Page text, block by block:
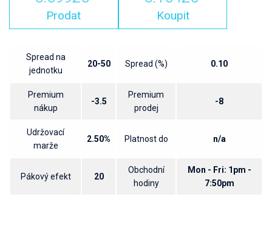
Prodat Koupit
Spread na
jednotku
20-50 Spread (%) 0.10
Premium
nákup
-3.5
Premium
prodej
-8
Udržovací
marže
2.50% Platnost do n/a
Pákový efekt 20
Obchodní
hodiny
Mon - Fri: 1pm -
7:50pm